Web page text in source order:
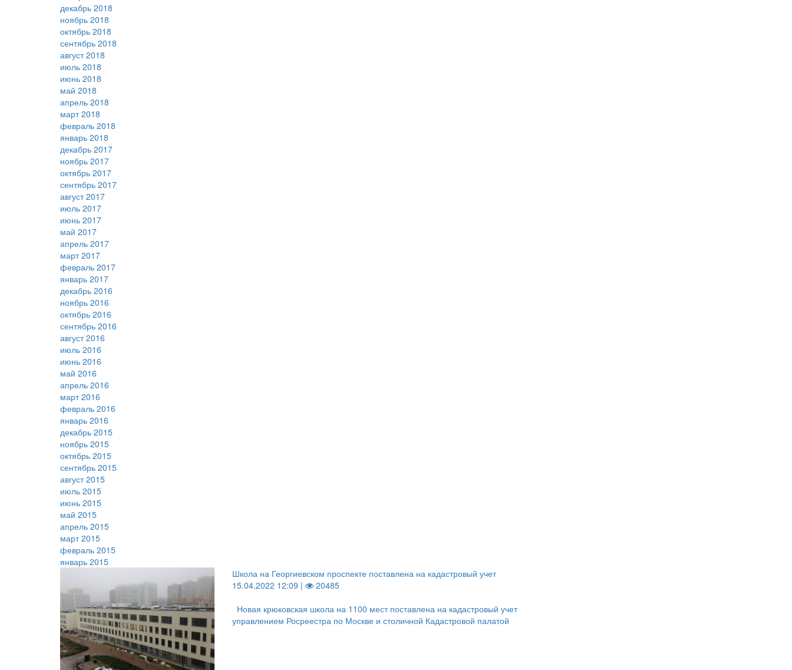
декабрь 2018
ноябрь 2018
октябрь 2018
сентябрь 2018
август 2018
июль 2018
июнь 2018
май 2018
апрель 2018
март 2018
февраль 2018
январь 2018
декабрь 2017
ноябрь 2017
октябрь 2017
сентябрь 2017
август 2017
июль 2017
июнь 2017
май 2017
апрель 2017
март 2017
февраль 2017
январь 2017
декабрь 2016
ноябрь 2016
октябрь 2016
сентябрь 2016
август 2016
июль 2016
июнь 2016
май 2016
апрель 2016
март 2016
февраль 2016
январь 2016
декабрь 2015
ноябрь 2015
октябрь 2015
сентябрь 2015
август 2015
июль 2015
июнь 2015
май 2015
апрель 2015
март 2015
февраль 2015
январь 2015
Школа на Георгиевском проспекте поставлена на кадастровый учет
15.04.2022 12:09 |
20485
Новая крюковская школа на 1100 мест поставлена на кадастровый учет
управлением Росреестра по Москве и столичной Кадастровой палатой